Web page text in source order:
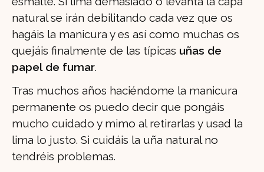
natural se irán debilitando cada vez que os
hagáis la manicura y es así como muchas os
quejáis finalmente de las típicas uñas de
papel de fumar.
Tras muchos años haciéndome la manicura
permanente os puedo decir que pongáis
mucho cuidado y mimo al retirarlas y usad la
lima lo justo. Si cuidáis la uña natural no
tendréis problemas.